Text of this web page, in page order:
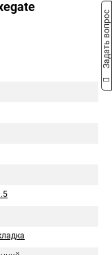
Задать вопрос